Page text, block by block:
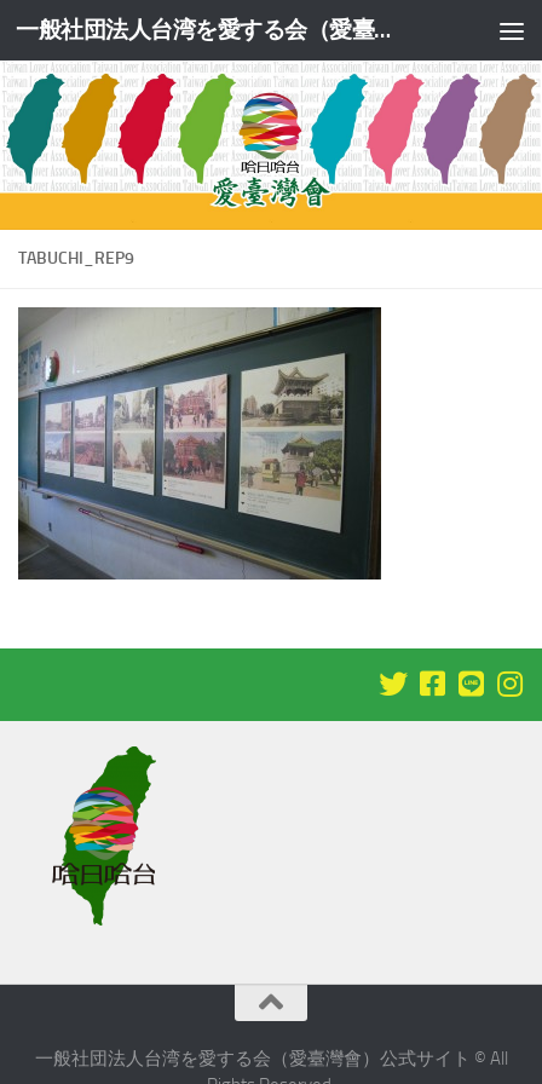
コンテンツへスキップ 一般社団法人台湾を愛する会（愛臺灣會）公式サイト
TABUCHI_REP9
一般社団法人台湾を愛する会（愛臺灣會）公式サイト © All